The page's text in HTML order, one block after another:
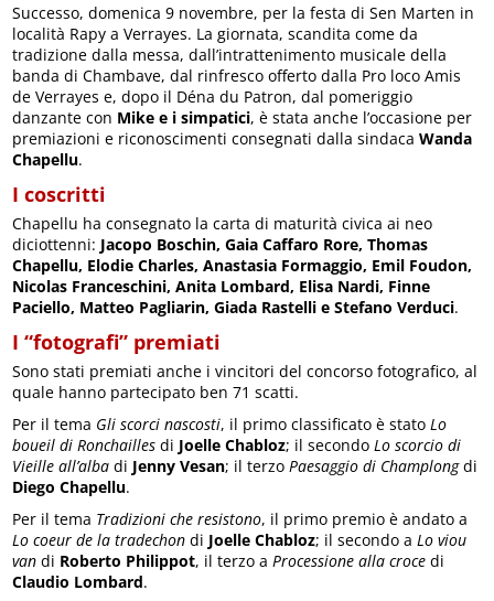
Successo, domenica 9 novembre, per la festa di Sen Marten in
località Rapy a Verrayes. La giornata, scandita come da
tradizione dalla messa, dall’intrattenimento musicale della
banda di Chambave, dal rinfresco offerto dalla Pro loco Amis
de Verrayes e, dopo il Déna du Patron, dal pomeriggio
danzante con Mike e i simpatici, è stata anche l’occasione per
premiazioni e riconoscimenti consegnati dalla sindacaWanda
Chapellu.
I coscritti
Chapellu ha consegnato la carta di maturità civica ai neo
diciottenni: Jacopo Boschin, Gaia Caffaro Rore, Thomas
Chapellu, Elodie Charles, Anastasia Formaggio, Emil Foudon,
Nicolas Franceschini, Anita Lombard, Elisa Nardi, Finne
Paciello, Matteo Pagliarin, Giada Rastelli e Stefano Verduci.
I “fotografi” premiati
Sono stati premiati anche i vincitori del concorso fotografico, al
quale hanno partecipato ben 71 scatti.
Per il tema Gli scorci nascosti, il primo classificato è stato Lo
boueil di Ronchailles di Joelle Chabloz; il secondo Lo scorcio di
Vieille all’alba di Jenny Vesan; il terzo Paesaggio di Champlongdi
Diego Chapellu.
Per il tema Tradizioni che resistono, il primo premio è andato a
Lo coeur de la tradechon di Joelle Chabloz; il secondo a Lo viou
van di Roberto Philippot, il terzo a Processione alla croce di
Claudio Lombard.